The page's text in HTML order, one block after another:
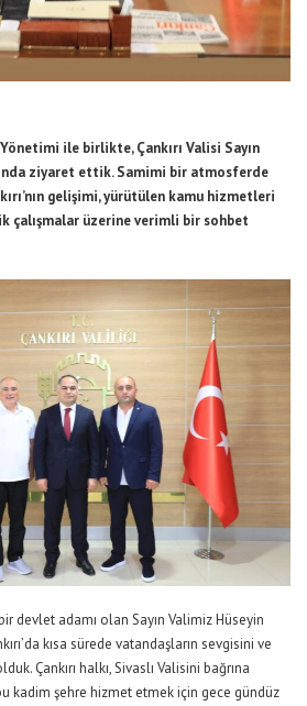
ile birlikte, Çankırı Valisi Sayın
ziyaret ettik. Samimi bir atmosferde
gelişimi, yürütülen kamu hizmetleri
çalışmalar üzerine verimli bir sohbet
devlet adamı olan Sayın Valimiz Hüseyin
kısa sürede vatandaşların sevgisini ve
Çankırı halkı, Sivaslı Valisini bağrına
kadim şehre hizmet etmek için gece gündüz